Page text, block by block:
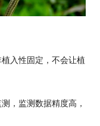
入性固定，不会让植
，监测数据精度高，